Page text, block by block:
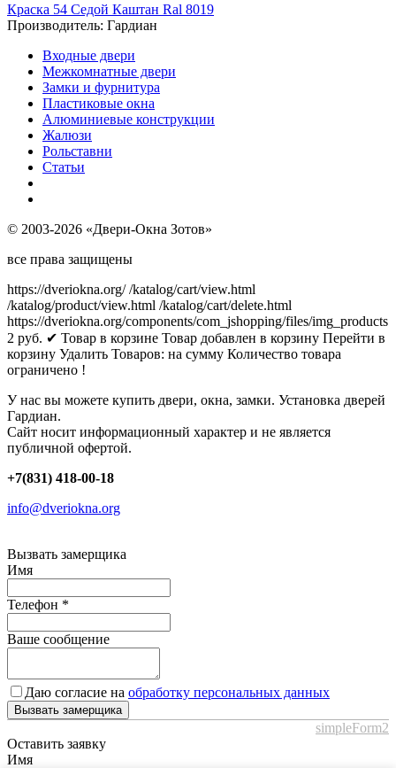
Краска 54 Седой Каштан Ral 8019
Производитель: Гардиан
Входные двери
Межкомнатные двери
Замки и фурнитура
Пластиковые окна
Алюминиевые конструкции
Жалюзи
Рольставни
Статьи
© 2003-2026 «Двери-Окна Зотов»
все права защищены
https://dveriokna.org/ /katalog/cart/view.html
/katalog/product/view.html /katalog/cart/delete.html
https://dveriokna.org/components/com_jshopping/files/img_products
2 руб. ✔ Товар в корзине Товар добавлен в корзину Перейти в
корзину Удалить Товаров: на сумму Количество товара
ограничено !
У нас вы можете купить двери, окна, замки. Установка дверей
Гардиан.
Сайт носит информационный характер и не является
публичной офертой.
+7(831) 418-00-18
info@dveriokna.org
Вызвать замерщика
Имя
Телефон *
Ваше сообщение
Даю согласие на обработку персональных данных
Вызвать замерщика
simpleForm2
Оставить заявку
Имя